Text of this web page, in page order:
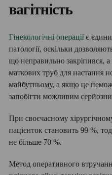
вагітність
Гінекологічні операціїє
патології, оскільки
що неправильно закріпився, а
маткових труб для настання
майбутньому, а якщо це
запобігти можливим
При своєчасному
пацієнток становить 99 %,
не більше 70 %.
Метод оперативного